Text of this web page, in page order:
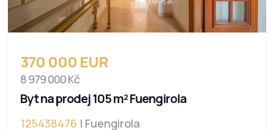
370 000 EUR
8 979 000 Kč
Byt na prodej 105 m² Fuengirola
125438476 | Fuengirola